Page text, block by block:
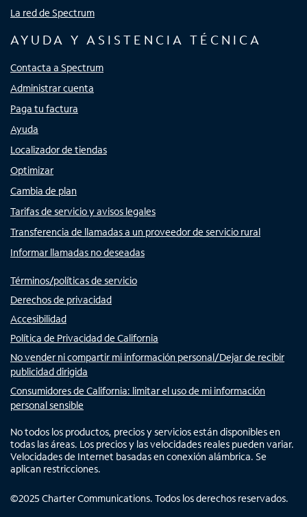
La red de Spectrum
AYUDA Y ASISTENCIA TÉCNICA
Contacta a Spectrum
Administrar cuenta
Paga tu factura
Ayuda
Localizador de tiendas
Optimizar
Cambia de plan
Tarifas de servicio y avisos legales
Transferencia de llamadas a un proveedor de servicio rural
Informar llamadas no deseadas
Términos/políticas de servicio
Derechos de privacidad
Accesibilidad
Política de Privacidad de California
No vender ni compartir mi información personal/Dejar de recibir
publicidad dirigida
Consumidores de California: limitar el uso de mi información
personal sensible
No todos los productos, precios y servicios están disponibles en
todas las áreas. Los precios y las velocidades reales pueden variar.
Velocidades de Internet basadas en conexión alámbrica. Se
aplican restricciones.
©2025 Charter Communications. Todos los derechos reservados.